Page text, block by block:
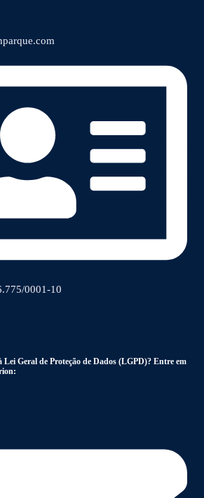
0001-10
Lei Geral de Proteção de Dados (LGPD)? Entre em